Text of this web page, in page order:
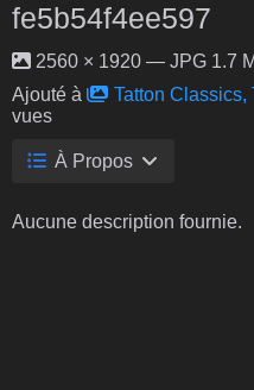
fe5b54f4ee597
2560 × 1920 — JPG 1.7
Ajouté à
Tatton Classics,
vues
À Propos
Aucune description fournie.